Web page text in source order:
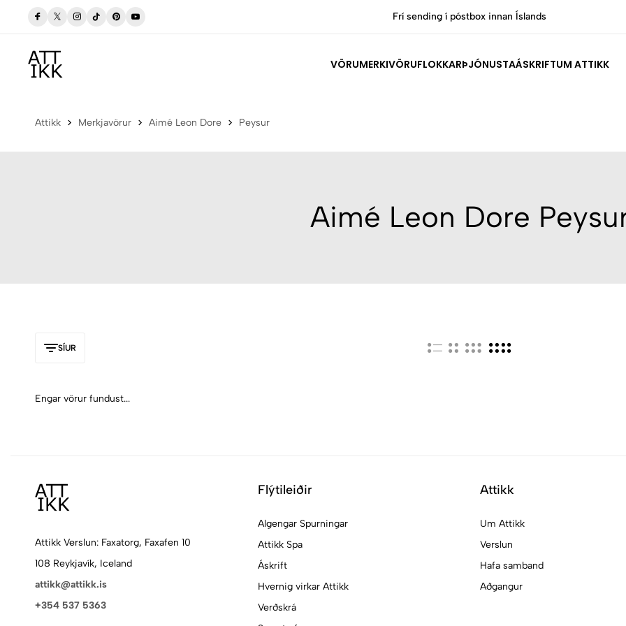
Verslaðu merkjavöru á afslætti Frí sending í póstbox innan Íslands
VÖRUMERKIVÖRUFLOKKARÞJÓNUSTAÁSKRIFTUM ATTIKK
Attikk Merkjavörur Aimé Leon Dore Peysur
Aimé Leon Dore
SÍUR
Engar vörur fundust...
Attikk Verslun: Faxatorg, Faxafen 10
108 Reykjavík, Iceland
attikk@attikk.is
+354 537 5363
Flýtileiðir
Algengar Spurningar
Attikk Spa
Áskrift
Hvernig virkar Attikk
Verðskrá
Attikk
Um Attikk
Verslun
Hafa samband
Aðgangur